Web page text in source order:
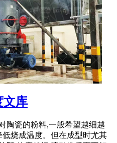
文库
陶瓷的粉料,一般希望越细越
烧成温度。但在成型时尤其